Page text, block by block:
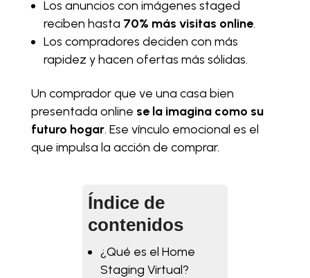
Los anuncios con imágenes staged
reciben hasta 70% más visitas online.
Los compradores deciden con más
rapidez y hacen ofertas más sólidas.
Un comprador que ve una casa bien
presentada online se la imagina como su
futuro hogar. Ese vínculo emocional es el
que impulsa la acción de comprar.
Índice de
contenidos
¿Qué es el Home
Staging Virtual?